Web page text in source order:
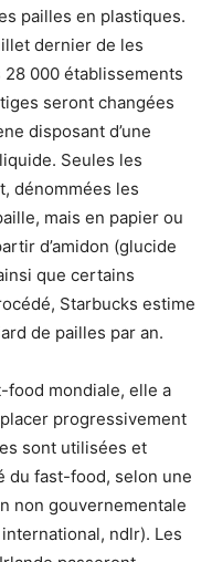
pailles en plastiques.
dernier de les
28 000 établissements
seront changées
disposant d’une
Seules les
dénommées les
mais en papier ou
d’amidon (glucide
que certains
Starbucks estime
de pailles par an.
food mondiale, elle a
progressivement
sont utilisées et
du fast-food, selon une
non gouvernementale
ndlr). Les